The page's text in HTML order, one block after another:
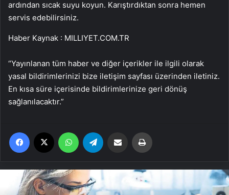
ardından sıcak suyu koyun. Karıştırdıktan sonra hemen
servis edebilirsiniz.
Haber Kaynak : MILLIYET.COM.TR
“Yayınlanan tüm haber ve diğer içerikler ile ilgili olarak
yasal bildirimlerinizi bize iletişim sayfası üzerinden iletiniz.
En kısa süre içerisinde bildirimlerinize geri dönüş
sağlanılacaktır.”
Facebook WhatsApp Email'den paylaş